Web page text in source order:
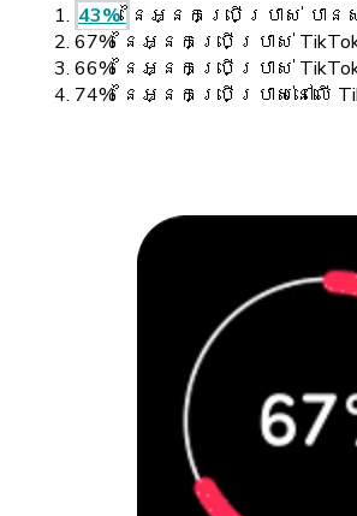
43% នៃអ្នកប្រើប្រាស់ បា
67% នៃអ្នកប្រើប្រាស់
66% នៃអ្នកប្រើប្រាស់
74% នៃអ្នកប្រើប្រាស់នៅល